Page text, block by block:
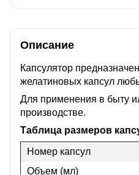
Описание
Капсулятор
желатиновых капсул
Для применения в быту
производстве.
Таблица размеров
Номер капсул
Объем (мл)